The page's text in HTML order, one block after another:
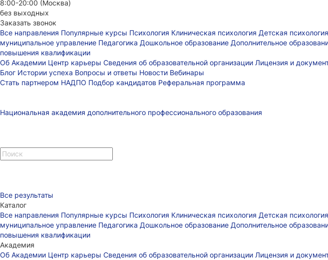
8:00-20:00 (Москва)
без выходных
Заказать звонок
Все направления Популярные курсы Психология Клиническая психология Детская психология
муниципальное управление Педагогика Дошкольное образование Дополнительное
повышения квалификации
Об Академии Центр карьеры Сведения об образовательной организации Лицензия и
Блог Истории успеха Вопросы и ответы Новости Вебинары
Стать партнером НАДПО Подбор кандидатов Реферальная программа
Национальная академия дополнительного профессионального образования
Все результаты
Каталог
Все направления Популярные курсы Психология Клиническая психология Детская психология
муниципальное управление Педагогика Дошкольное образование Дополнительное
повышения квалификации
Академия
Об Академии Центр карьеры Сведения об образовательной организации Лицензия и